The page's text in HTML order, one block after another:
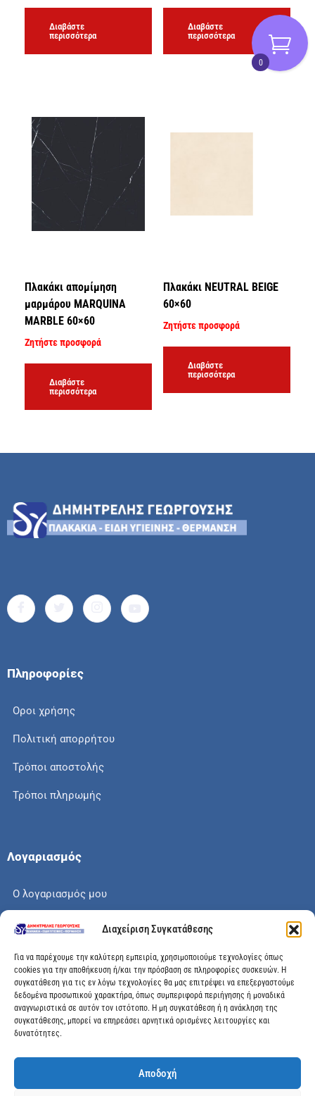
Διαχείριση Συγκατάθεσης
Για να παρέχουμε την καλύτερη εμπειρία, χρησιμοποιούμε τεχνολογίες όπως
cookies για την αποθήκευση ή/και την πρόσβαση σε πληροφορίες συσκευών. Η
συγκατάθεση για τις εν λόγω τεχνολογίες θα μας επιτρέψει να επεξεργαστούμε
δεδομένα προσωπικού χαρακτήρα, όπως συμπεριφορά περιήγησης ή μοναδικά
αναγνωριστικά σε αυτόν τον ιστότοπο. Η μη συγκατάθεση ή η ανάκληση της
συγκατάθεσης, μπορεί να επηρεάσει αρνητικά ορισμένες λειτουργίες και
δυνατότητες.
Αποδοχή
Διαβάστε
περισσότερα
Διαβάστε
περισσότερα
Πλακάκι απομίμηση
μαρμάρου MARQUINA
MARBLE 60×60
Ζητήστε προσφορά
Διαβάστε
περισσότερα
Πλακάκι NEUTRAL BEIGE
60×60
Ζητήστε προσφορά
Διαβάστε
περισσότερα
Πληροφορίες
Οροι χρήσης
Πολιτική απορρήτου
Τρόποι αποστολής
Τρόποι πληρωμής
Λογαριασμός
Ο λογαριασμός μου
Το καλάθι μου
Check out
Διεύθυνση
Μεγάλης Χώρας 89, Αγρίνιο, Τ.Κ: 30100
info@dimitrelis-georgousis.gr
0